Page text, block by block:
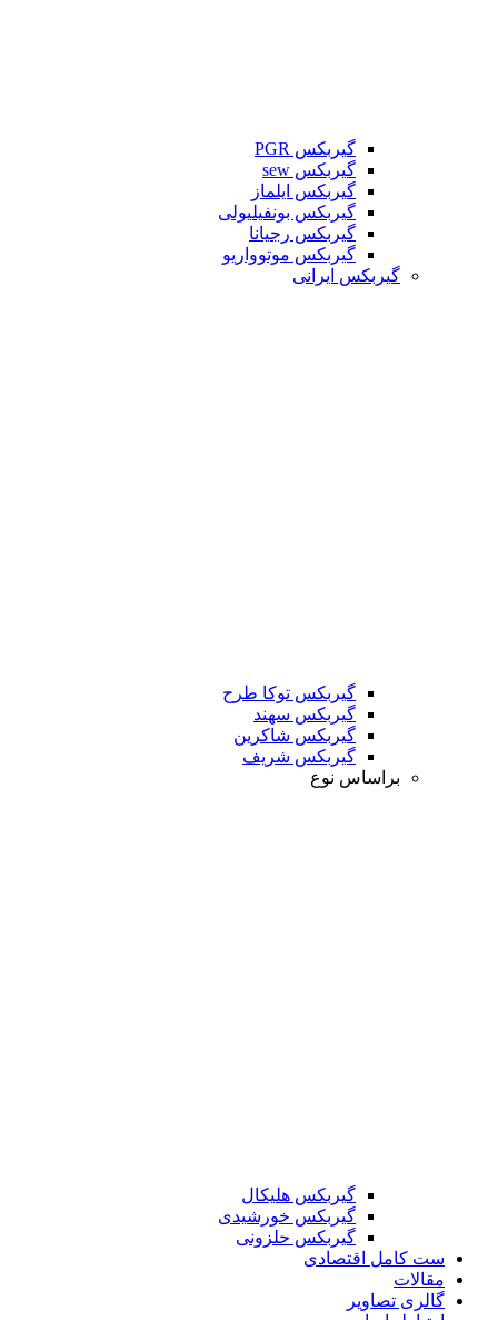
گیربکس PGR
گیربکس sew
گیربکس ایلماز
گیربکس بونفیلیولی
گیربکس رجیانا
گیربکس موتوواریو
گیربکس ایرانی
گیربکس توکا طرح
گیربکس سهند
گیربکس شاکرین
گیربکس شریف
براساس نوع
گیربکس هلیکال
گیربکس خورشیدی
گیربکس حلزونی
ست کامل اقتصادی
مقالات
گالری تصاویر